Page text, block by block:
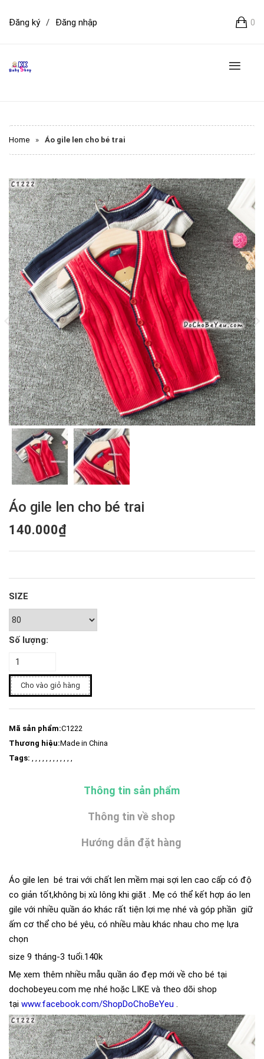
0
Đăng ký / Đăng nhập
Home » Áo gile len cho bé trai
Áo gile len cho bé trai
140.000₫
SIZE
Số lượng:
Cho vào giỏ hàng
Mã sản phẩm:C1222
Thương hiệu:Made in China
Tags: , , , , , , , , , , , ,
Thông tin sản phẩm
Thông tin về shop
Hướng dẫn đặt hàng
Áo gile len bé trai với chất len mềm mại sợi len cao cấp có độ
co giản tốt,không bị xù lông khi giặt . Mẹ có thể kết hợp áo len
gile với nhiều quần áo khác rất tiện lợi mẹ nhé và góp phần giữ
ấm cơ thể cho bé yêu, có nhiều màu khác nhau cho mẹ lựa
chọn
size 9 tháng-3 tuổi.140k
Mẹ xem thêm nhiều mẫu quần áo đẹp mới về cho bé tại
dochobeyeu.com mẹ nhé hoặc LIKE và theo dõi shop
tại www.facebook.com/ShopDoChoBeYeu .